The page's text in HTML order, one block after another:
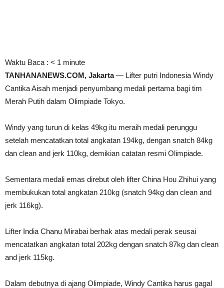
Waktu Baca : < 1 minute
TANHANANEWS.COM, Jakarta— Lifter putri Indonesia Windy
Cantika Aisah menjadi penyumbang medali pertama bagi tim
Merah Putih dalam Olimpiade Tokyo.
Windy yang turun di kelas 49kg itu meraih medali perunggu
setelah mencatatkan total angkatan 194kg, dengan snatch 84kg
dan clean and jerk 110kg, demikian catatan resmi Olimpiade.
Sementara medali emas direbut oleh lifter China Hou Zhihui yang
membukukan total angkatan 210kg (snatch 94kg dan clean and
jerk 116kg).
Lifter India Chanu Mirabai berhak atas medali perak seusai
mencatatkan angkatan total 202kg dengan snatch 87kg dan clean
and jerk 115kg.
Dalam debutnya di ajang Olimpiade, Windy Cantika harus gagal